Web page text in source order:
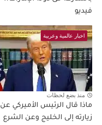
فيديو
اخبار عالمية وعربية
منذ بضع لحظات
ماذا قال الرئيس الأميركي عن
زيارته إلى الخليج وعن الشرع